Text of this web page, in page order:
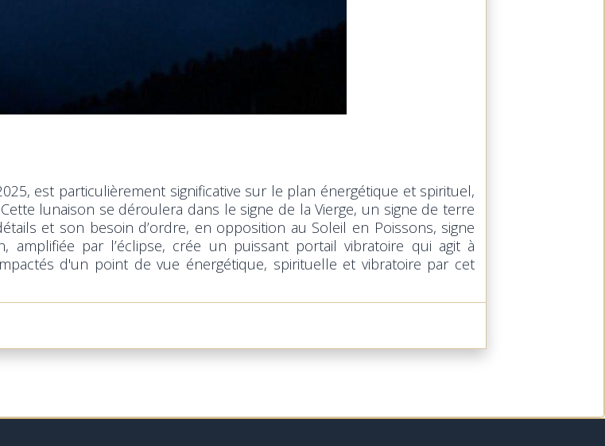
est particulièrement significative sur le plan énergétique et spirituel,
lunaison se déroulera dans le signe de la Vierge, un signe de terre
et son besoin d’ordre, en opposition au Soleil en Poissons, signe
amplifiée par l’éclipse, crée un puissant portail vibratoire qui agit à
d'un point de vue énergétique, spirituelle et vibratoire par cet